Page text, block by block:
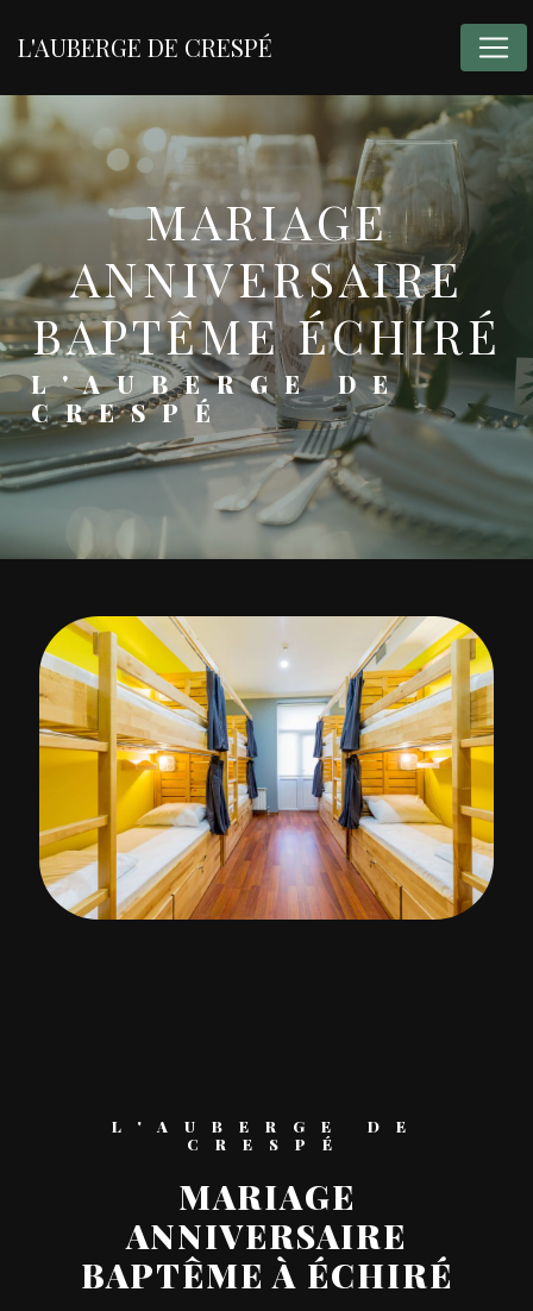
L'AUBERGE DE CRESPÉ
MARIAGE
ANNIVERSAIRE
BAPTÊME ÉCHIRÉ
L'AUBERGE DE
CRESPÉ
L'AUBERGE DE
CRESPÉ
MARIAGE
ANNIVERSAIRE
BAPTÊME À ÉCHIRÉ